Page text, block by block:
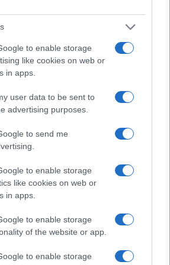
to enable storage
like cookies on web or
in apps.
user data to be sent to
advertising purposes.
to send me
to enable storage
like cookies on web or
in apps.
to enable storage
of the website or app.
to enable storage
ingressar em um pool de
que as recompensas são em
piscina Monero significa que você é
o hardware, a conexão com a
de eletricidade. Observe que
poder de hash a um pool, um pool
não conseguir manter sua conexão
Monero é o ato de usar o poder da
na nuvem para extrair XMR.
de serviços de mineração